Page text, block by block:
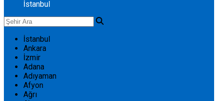
İstanbul
İstanbul
Ankara
İzmir
Adana
Adıyaman
Afyon
Ağrı